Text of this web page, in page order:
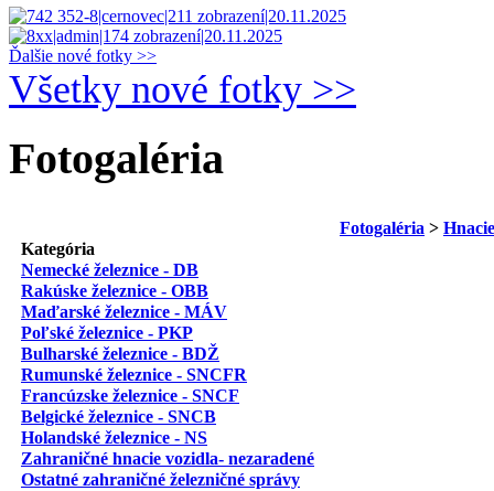
Ďalšie nové fotky >>
Všetky nové fotky >>
Fotogaléria
Fotogaléria >
Kategória
Nemecké železnice - DB
Rakúske železnice - OBB
Maďarské železnice - MÁV
Poľské železnice - PKP
Bulharské železnice - BDŽ
Rumunské železnice - SNCFR
Francúzske železnice - SNCF
Belgické železnice - SNCB
Holandské železnice - NS
Zahraničné hnacie vozidla- nezaradené
Ostatné zahraničné železničné správy